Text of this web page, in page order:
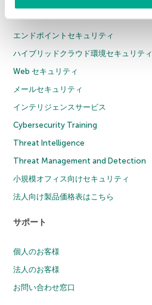
法人のお客様
エンドポイントセキュリティ
ハイブリッドクラウド環境セキュリティ
Web セキュリティ
メールセキュリティ
インテリジェンスサービス
Cybersecurity Training
Threat Intelligence
Threat Management and Detection
小規模オフィス向けセキュリティ
法人向け製品価格表はこちら
サポート
個人のお客様
法人のお客様
お問い合わせ窓口